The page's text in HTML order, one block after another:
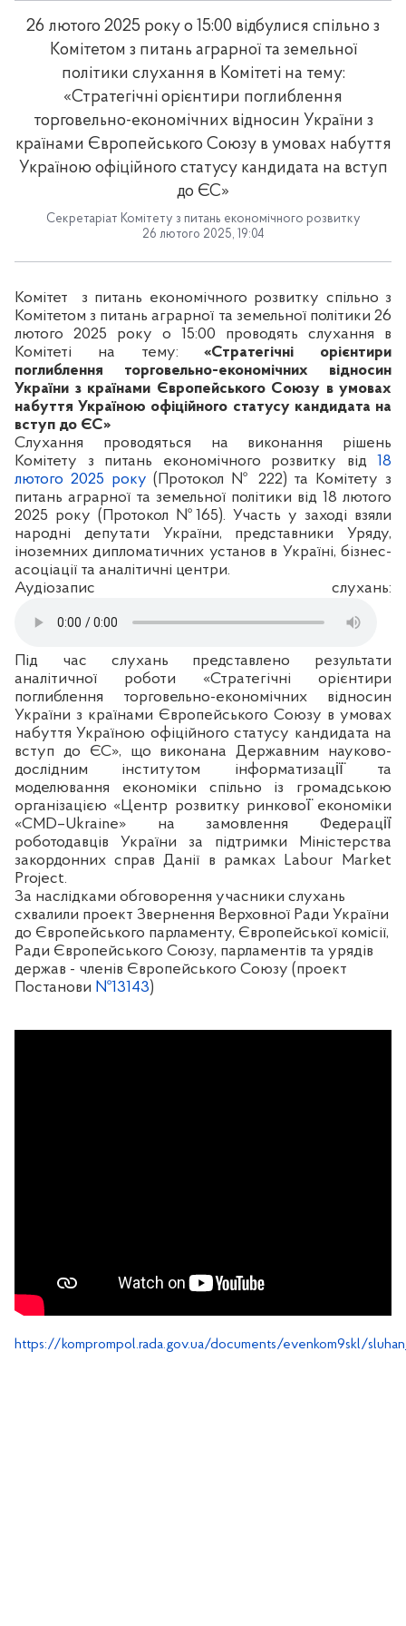
26 лютого 2025 року о 15:00 відбулися спільно з
Комітетом з питань аграрної та земельної
політики слухання в Комітеті на тему:
«Стратегічні орієнтири поглиблення
торговельно-економічних відносин України з
країнами Європейського Союзу в умовах набуття
Україною офіційного статусу кандидата на вступ
до ЄС»
Секретаріат Комітету з питань економічного розвитку
26 лютого 2025, 19:04
Комітет з питань економічного розвитку спільно з
Комітетом з питань аграрної та земельної політики 26
лютого 2025 року о 15:00 проводять слухання в
Комітеті на тему:«Стратегічні орієнтири
поглиблення торговельно-економічних відносин
України з країнами Європейського Союзу в умовах
набуття Україною офіційного статусу кандидата на
вступ до ЄС»
Слухання проводяться на виконання рішень
Комітету з питань економічного розвитку від 18
лютого 2025 року (Протокол № 222) та Комітету з
питань аграрної та земельної політики від 18 лютого
2025 року (Протокол №165). Участь у заході взяли
народні депутати України, представники Уряду,
іноземних дипломатичних установ в Україні, бізнес-
асоціації та аналітичні центри.
Аудіозапис слухань:
Під час слухань представлено результати
аналітичної роботи «Стратегічні орієнтири
поглиблення торговельно-економічних відносин
України з країнами Європейського Союзу в умовах
набуття Україною офіційного статусу кандидата на
вступ до ЄС», що виконана Державним науково-
дослідним інститутом інформатизації̈ та
моделювання економіки спільно із громадською
організацією «Центр розвитку ринкової̈ економіки
«CMD–Ukraine» на замовлення Федерації̈
роботодавців України за підтримки Міністерства
закордонних справ Данії в рамках Labour Market
Project.
За наслідками обговорення учасники слухань
схвалили проект Звернення Верховної Ради України
до Європейського парламенту, Європейської комісії,
Ради Європейського Союзу, парламентів та урядів
держав - членів Європейського Союзу (проект
Постанови №13143)
https://komprompol.rada.gov.ua/documents/evenkom9skl/